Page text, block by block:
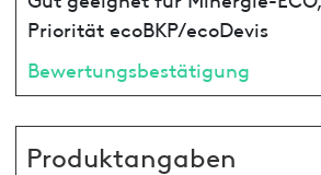
Priorität ecoBKP/ecoDevis
Bewertungsbestätigung
Produktangaben